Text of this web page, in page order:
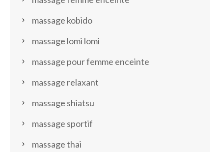
massage kobido
massage lomi lomi
massage pour femme enceinte
massage relaxant
massage shiatsu
massage sportif
massage thai